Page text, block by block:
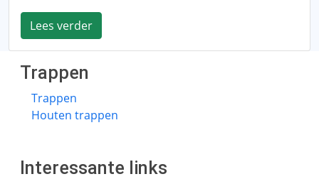
Lees verder
Trappen
Trappen
Houten trappen
Interessante links